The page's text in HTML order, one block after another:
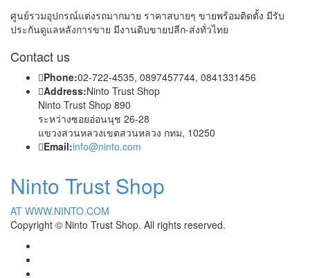
ศูนย์รวมอุปกรณ์แต่งรถมากมาย ราคาสบายๆ ขายพร้อมติดตั้ง มีรับ
ประกันดูแลหลังการขาย มีงานดิบขายปลีก-ส่งทั่วไทย
Contact us
Phone:02-722-4535, 0897457744, 0841331456
Address:Ninto Trust Shop
Ninto Trust Shop 890
ระหว่างซอยอ่อนนุช 26-28
แขวงสวนหลวงเขตสวนหลวง กทม, 10250
Email:info@ninto.com
Ninto Trust Shop
AT WWW.NINTO.COM
Copyright © Ninto Trust Shop. All rights reserved.